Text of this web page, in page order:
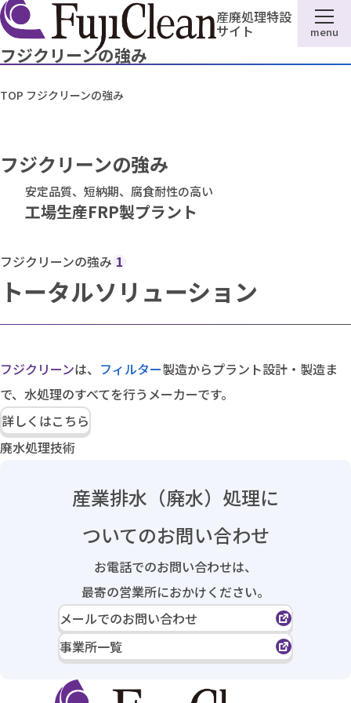
産廃処理特設
サイト menu
フジクリーンの強み
TOP フジクリーンの強み
フジクリーンの強み
安定品質、短納期、腐食耐性の高い
工場生産FRP製プラント
フジクリーンの強み 1
トータルソリューション
フジクリーンは、 フィルター製造からプラント設計・製造ま
で、水処理のすべてを行うメーカーです。
詳しくはこちら
廃水処理技術
産業排水（廃水）処理に
ついてのお問い合わせ
お電話でのお問い合わせは、
最寄の営業所におかけください。
メールでのお問い合わせ
事業所一覧